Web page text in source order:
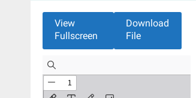
Download
File
View
Fullscreen